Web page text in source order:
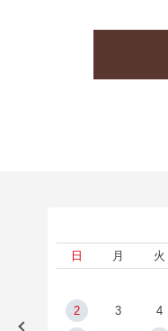
日 月 火
2 3 4